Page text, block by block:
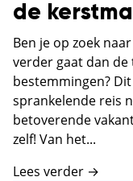
de
Ben je op zoek
verder gaat dan
bestemmingen?
sprankelende reis
betoverende
zelf! Van het...
Lees verder →